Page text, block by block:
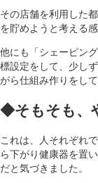
その店舗を利用した
を貯めようと考える
他にも「シェーピン
標設定をして、少し
がら仕組み作りをして
◆そもそも、
これは、人それぞれ
ら下がり健康器を置
だと気づきました。